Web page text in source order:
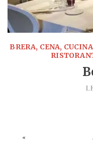
BRERA, CENA,
«